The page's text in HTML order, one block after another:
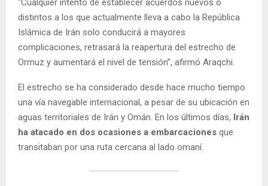
“Cualquier intento de establecer acuerdos nuevos o
distintos a los que actualmente lleva a cabo la República
Islámica de Irán solo conducirá a mayores
complicaciones, retrasará la reapertura del estrecho de
Ormuz y aumentará el nivel de tensión”, afirmó Araqchi.
El estrecho se ha considerado desde hace mucho tiempo
una vía navegable internacional, a pesar de su ubicación en
aguas territoriales de Irán y Omán. En los últimos días, Irán
ha atacado en dos ocasiones a embarcaciones que
transitaban por una ruta cercana al lado omaní.